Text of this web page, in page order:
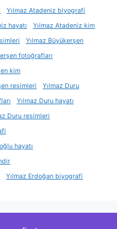
Yılmaz Atadeniz biyografi
hayatı
Yılmaz Atadeniz kim
Yılmaz Büyükerşen
fotoğrafları
kim
resimleri
Yılmaz Duru
Yılmaz Duru hayatı
Duru resimleri
hayatı
Yılmaz Erdoğan biyografi